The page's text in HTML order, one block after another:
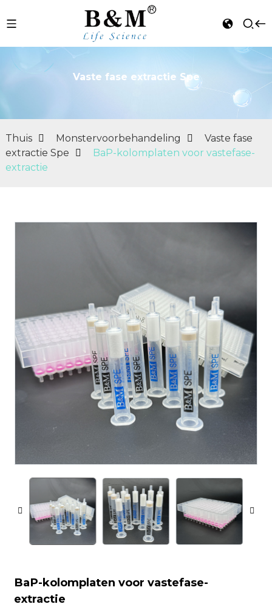
Vaste fase extractie Spe
Thuis Monstervoorbehandeling
Vaste fase
extractie Spe
BaP-kolomplaten voor vastefase-
extractie
BaP-kolomplaten voor vastefase-
extractie